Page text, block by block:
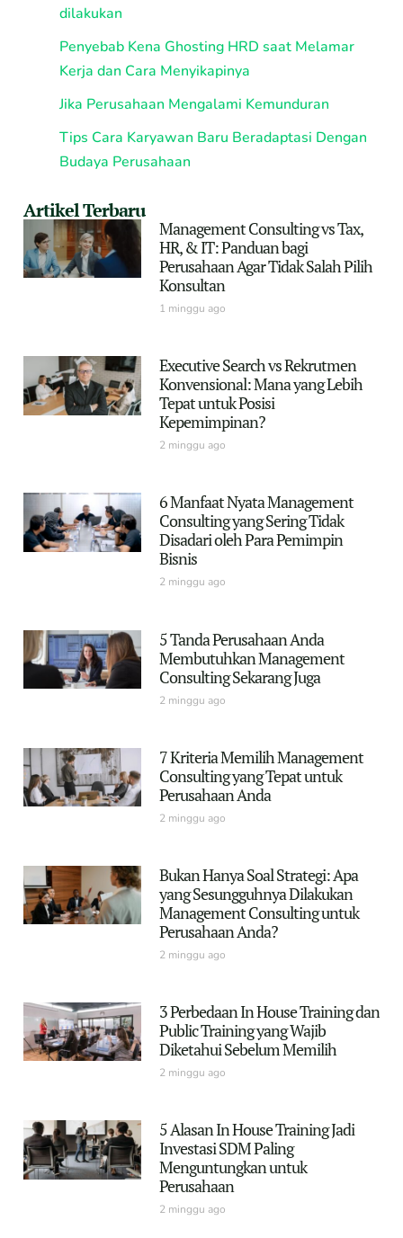
dilakukan
Penyebab Kena Ghosting HRD saat Melamar
Kerja dan Cara Menyikapinya
Jika Perusahaan Mengalami Kemunduran
Tips Cara Karyawan Baru Beradaptasi Dengan
Budaya Perusahaan
Artikel Terbaru
Management Consulting vs Tax,
HR, & IT: Panduan bagi
Perusahaan Agar Tidak Salah Pilih
Konsultan
1 minggu ago
Executive Search vs Rekrutmen
Konvensional: Mana yang Lebih
Tepat untuk Posisi
Kepemimpinan?
2 minggu ago
6 Manfaat Nyata Management
Consulting yang Sering Tidak
Disadari oleh Para Pemimpin
Bisnis
2 minggu ago
5 Tanda Perusahaan Anda
Membutuhkan Management
Consulting Sekarang Juga
2 minggu ago
7 Kriteria Memilih Management
Consulting yang Tepat untuk
Perusahaan Anda
2 minggu ago
Bukan Hanya Soal Strategi: Apa
yang Sesungguhnya Dilakukan
Management Consulting untuk
Perusahaan Anda?
2 minggu ago
3 Perbedaan In House Training dan
Public Training yang Wajib
Diketahui Sebelum Memilih
2 minggu ago
5 Alasan In House Training Jadi
Investasi SDM Paling
Menguntungkan untuk
Perusahaan
2 minggu ago